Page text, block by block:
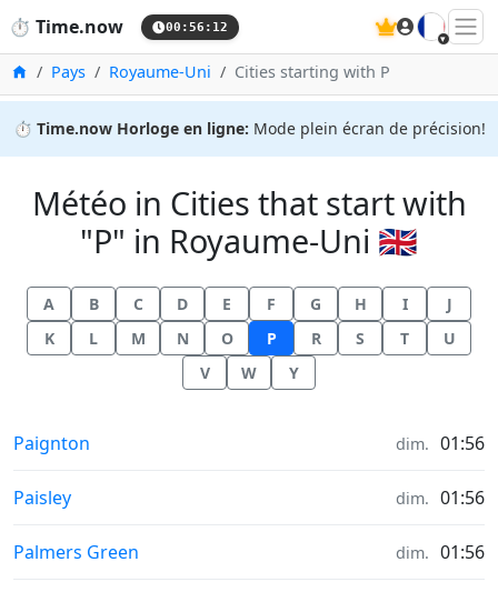
⏱️ Time.now 00:56:12 🇫🇷
Accueil
Pays Royaume-Uni Cities starting with P
⏱️ Time.now Horloge en ligne: Mode plein écran de précision!
Météo in Cities that start with
"P" in Royaume-Uni 🇬🇧
A B C D E F G H I
J
K
L M N O P R S T
U
V
W Y
Météo in
Paignton dim. 01:56
Météo in
Paisley dim. 01:56
Météo in
Palmers Green dim. 01:56